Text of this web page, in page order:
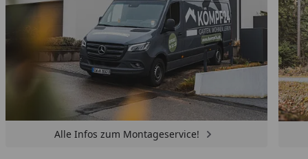
Alle Infos zum Montageservice!